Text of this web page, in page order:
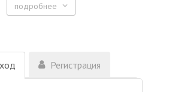
подробнее
Регистрация